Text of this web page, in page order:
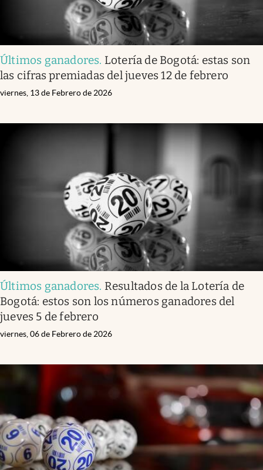
Últimos ganadores. Lotería de Bogotá: estas son
las cifras premiadas del jueves 12 de febrero
viernes, 13 de Febrero de 2026
Últimos ganadores. Resultados de la Lotería de
Bogotá: estos son los números ganadores del
jueves 5 de febrero
viernes, 06 de Febrero de 2026